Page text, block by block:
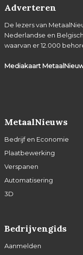
Adverteren
De lezers van
Nederlandse en
waarvan er 12.000
Mediakaart
MetaalNieuws
Bedrijf en Economie
Plaatbewerking
Verspanen
Automatisering
3D
Bedrijvengids
Aanmelden